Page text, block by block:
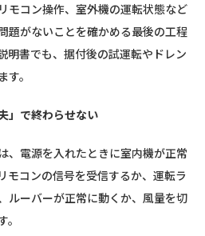
モコン操作、室外機の運転状態など
題がないことを確かめる最後の工程
明書でも、据付後の試運転やドレン
。
」で終わらせない
、電源を入れたときに室内機が正常
モコンの信号を受信するか、運転ラ
ルーバーが正常に動くか、風量を切